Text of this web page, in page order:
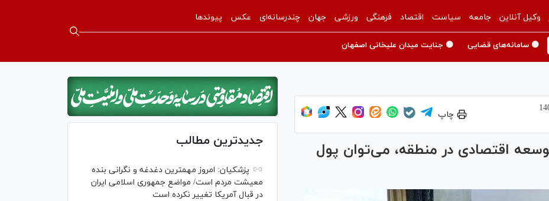
وکیل آنلاین جامعه سیاست اقتصاد فرهنگی ورزشی جهان چندرسانه‌ای عکس پیوندها
🟡 سامانه‌های قضایی 🟡 جنایت میدان علیخانی اصفهان
چاپ
اقتصادی در منطقه، می‌توان پول
جدیدترین مطالب
پزشکیان: امروز مهمترین دغدغه و نگرانی بنده
معیشت مردم است/ مواضع جمهوری اسلامی ایران
در قبال آمریکا تغییر نکرده است